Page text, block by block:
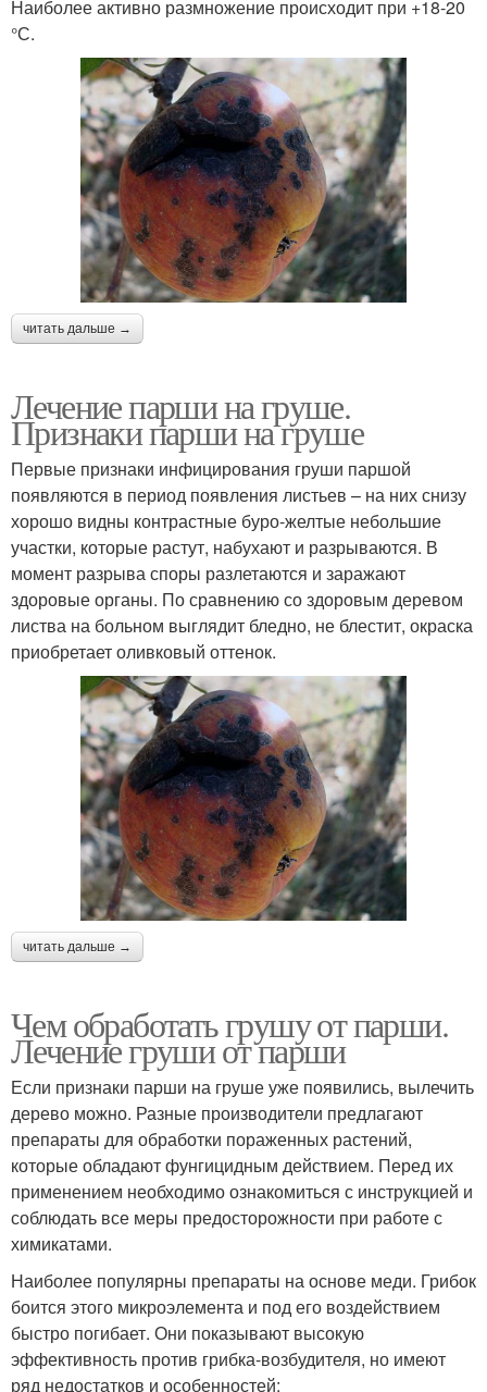
Наиболее активно размножение происходит при +18-20
°С.
читать дальше →
Лечение парши на груше.
Признаки парши на груше
Первые признаки инфицирования груши паршой
появляются в период появления листьев – на них снизу
хорошо видны контрастные буро-желтые небольшие
участки, которые растут, набухают и разрываются. В
момент разрыва споры разлетаются и заражают
здоровые органы. По сравнению со здоровым деревом
листва на больном выглядит бледно, не блестит, окраска
приобретает оливковый оттенок.
читать дальше →
Чем обработать грушу от парши.
Лечение груши от парши
Если признаки парши на груше уже появились, вылечить
дерево можно. Разные производители предлагают
препараты для обработки пораженных растений,
которые обладают фунгицидным действием. Перед их
применением необходимо ознакомиться с инструкцией и
соблюдать все меры предосторожности при работе с
химикатами.
Наиболее популярны препараты на основе меди. Грибок
боится этого микроэлемента и под его воздействием
быстро погибает. Они показывают высокую
эффективность против грибка-возбудителя, но имеют
ряд недостатков и особенностей: